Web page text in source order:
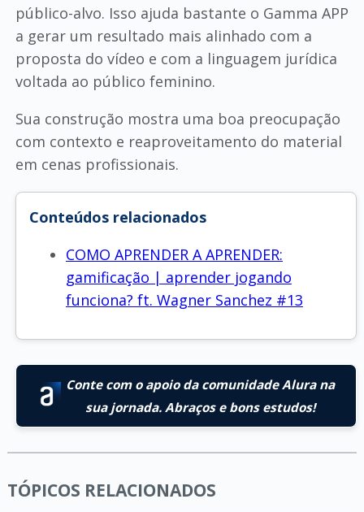
público-alvo. Isso ajuda bastante o Gamma APP
a gerar um resultado mais alinhado com a
proposta do vídeo e com a linguagem jurídica
voltada ao público feminino.
Sua construção mostra uma boa preocupação
com contexto e reaproveitamento do material
em cenas profissionais.
Conteúdos relacionados
COMO APRENDER A APRENDER:
gamificação | aprender jogando
funciona? ft. Wagner Sanchez #13
Conte com o apoio da comunidade Alura na
sua jornada. Abraços e bons estudos!
TÓPICOS RELACIONADOS